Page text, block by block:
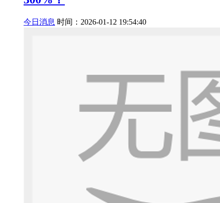
今日消息 时间：2026-01-12 19:54:40